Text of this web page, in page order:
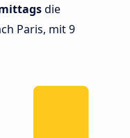
die
Paris, mit 9